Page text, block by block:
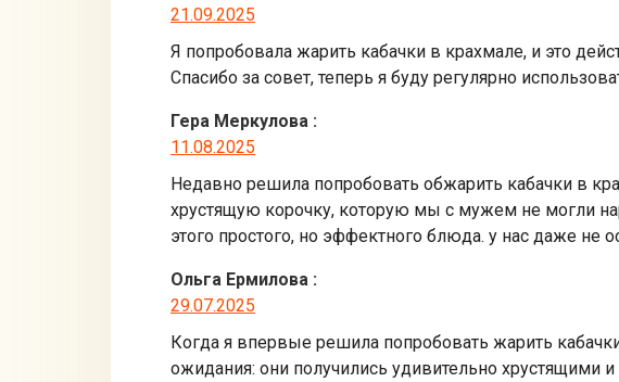
21.09.2025
Я попробовала жарить кабачки в крахмале, и это
Спасибо за совет, теперь я буду регулярно
Гера Меркулова :
11.08.2025
Недавно решила попробовать обжарить кабачки в
хрустящую корочку, которую мы с мужем не могли
этого простого, но эффектного блюда. у нас даже не
Ольга Ермилова :
29.07.2025
Когда я впервые решила попробовать жарить
ожидания: они получились удивительно хрустящими